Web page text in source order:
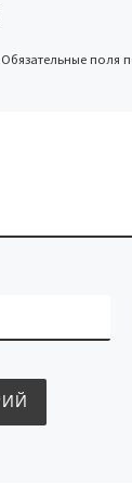
Обязательные поля